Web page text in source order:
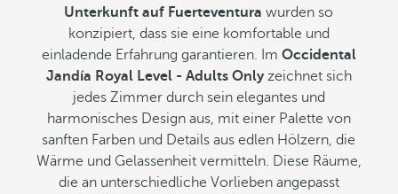
Unterkunft auf Fuerteventura wurden so
konzipiert, dass sie eine komfortable und
einladende Erfahrung garantieren. Im Occidental
Jandía Royal Level - Adults Onlyzeichnet sich
jedes Zimmer durch sein elegantes und
harmonisches Design aus, mit einer Palette von
sanften Farben und Details aus edlen Hölzern, die
Wärme und Gelassenheit vermitteln. Diese Räume,
die an unterschiedliche Vorlieben angepasst